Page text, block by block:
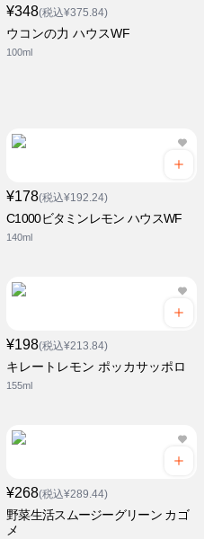
¥348(税込¥375.84)
ウコンの力 ハウスWF
100ml
¥178(税込¥192.24)
C1000ビタミンレモン ハウスWF
140ml
¥198(税込¥213.84)
キレートレモン ポッカサッポロ
155ml
¥268(税込¥289.44)
野菜生活スムージーグリーン カゴ
メ